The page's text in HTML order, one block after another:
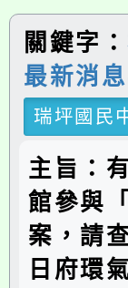
關鍵字：
最新消
瑞坪國民
主旨：
館參與
案，請
日府環